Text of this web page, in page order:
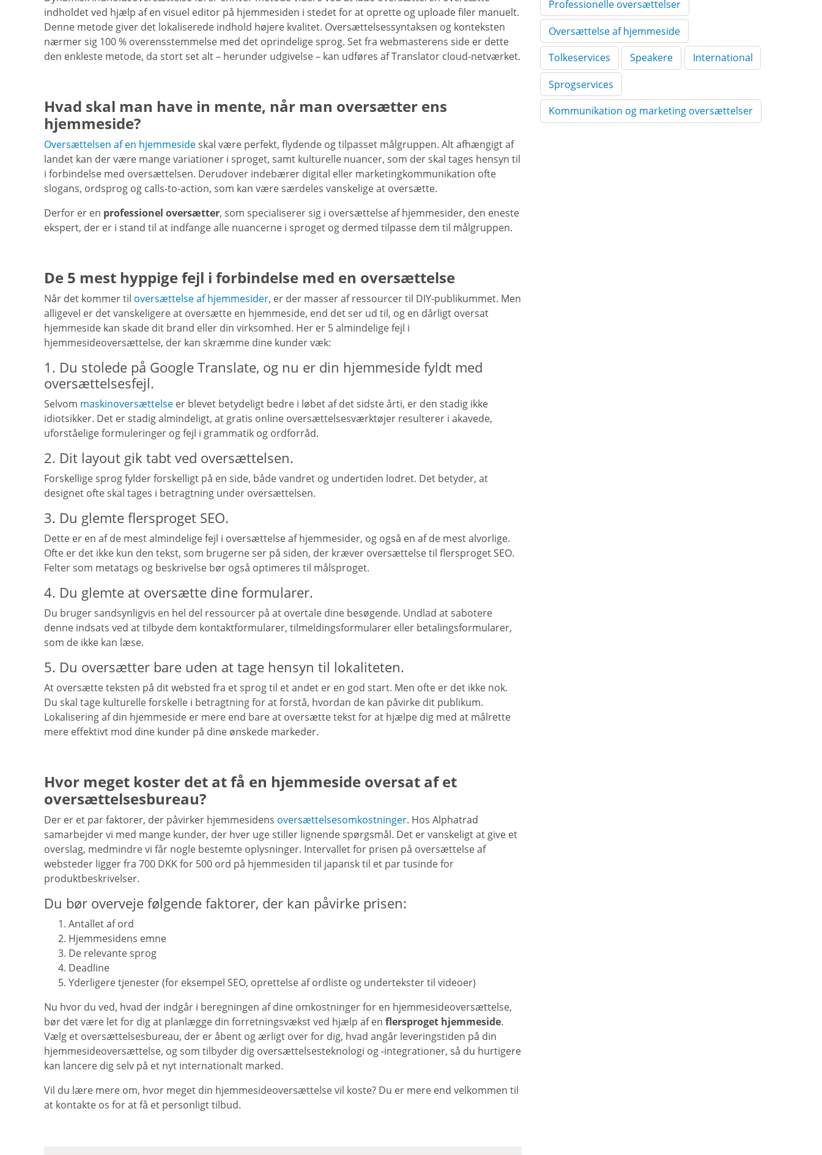
indholdet ved hjælp af en visuel editor på hjemmesiden i stedet for at oprette og uploade filer manuelt.
Denne metode giver det lokaliserede indhold højere kvalitet. Oversættelsessyntaksen og konteksten
nærmer sig 100 % overensstemmelse med det oprindelige sprog. Set fra webmasterens side er dette
den enkleste metode, da stort set alt – herunder udgivelse – kan udføres af Translator cloud-netværket.
Hvad skal man have in mente, når man oversætter ens
hjemmeside?
Oversættelsen af en hjemmesideskal være perfekt, flydende og tilpasset målgruppen. Alt afhængigt af
landet kan der være mange variationer i sproget, samt kulturelle nuancer, som der skal tages hensyn til
i forbindelse med oversættelsen. Derudover indebærer digital eller marketingkommunikation ofte
slogans, ordsprog og calls-to-action, som kan være særdeles vanskelige at oversætte.
Derfor er en professionel oversætter, som specialiserer sig i oversættelse af hjemmesider, den eneste
ekspert, der er i stand til at indfange alle nuancerne i sproget og dermed tilpasse dem til målgruppen.
De 5 mest hyppige fejl i forbindelse med en oversættelse
Når det kommer til oversættelse af hjemmesider, er der masser af ressourcer til DIY-publikummet. Men
alligevel er det vanskeligere at oversætte en hjemmeside, end det ser ud til, og en dårligt oversat
hjemmeside kan skade dit brand eller din virksomhed. Her er 5 almindelige fejl i
hjemmesideoversættelse, der kan skræmme dine kunder væk:
1. Du stolede på Google Translate, og nu er din hjemmeside fyldt med
oversættelsesfejl.
Selvom maskinoversættelse er blevet betydeligt bedre i løbet af det sidste årti, er den stadig ikke
idiotsikker. Det er stadig almindeligt, at gratis online oversættelsesværktøjer resulterer i akavede,
uforståelige formuleringer og fejl i grammatik og ordforråd.
2. Dit layout gik tabt ved oversættelsen.
Forskellige sprog fylder forskelligt på en side, både vandret og undertiden lodret. Det betyder, at
designet ofte skal tages i betragtning under oversættelsen.
3. Du glemte flersproget SEO.
Dette er en af de mest almindelige fejl i oversættelse af hjemmesider, og også en af de mest alvorlige.
Ofte er det ikke kun den tekst, som brugerne ser på siden, der kræver oversættelse til flersproget SEO.
Felter som metatags og beskrivelse bør også optimeres til målsproget.
4. Du glemte at oversætte dine formularer.
Du bruger sandsynligvis en hel del ressourcer på at overtale dine besøgende. Undlad at sabotere
denne indsats ved at tilbyde dem kontaktformularer, tilmeldingsformularer eller betalingsformularer,
som de ikke kan læse.
5. Du oversætter bare uden at tage hensyn til lokaliteten.
At oversætte teksten på dit websted fra et sprog til et andet er en god start. Men ofte er det ikke nok.
Du skal tage kulturelle forskelle i betragtning for at forstå, hvordan de kan påvirke dit publikum.
Lokalisering af din hjemmeside er mere end bare at oversætte tekst for at hjælpe dig med at målrette
mere effektivt mod dine kunder på dine ønskede markeder.
Hvor meget koster det at få en hjemmeside oversat af et
oversættelsesbureau?
Der er et par faktorer, der påvirker hjemmesidens oversættelsesomkostninger. Hos Alphatrad
samarbejder vi med mange kunder, der hver uge stiller lignende spørgsmål. Det er vanskeligt at give et
overslag, medmindre vi får nogle bestemte oplysninger. Intervallet for prisen på oversættelse af
websteder ligger fra 700 DKK for 500 ord på hjemmesiden til japansk til et par tusinde for
produktbeskrivelser.
Du bør overveje følgende faktorer, der kan påvirke prisen:
Antallet af ord
Hjemmesidens emne
De relevante sprog
Deadline
Yderligere tjenester (for eksempel SEO, oprettelse af ordliste og undertekster til videoer)
Nu hvor du ved, hvad der indgår i beregningen af dine omkostninger for en hjemmesideoversættelse,
bør det være let for dig at planlægge din forretningsvækst ved hjælp af en flersproget hjemmeside.
Vælg et oversættelsesbureau, der er åbent og ærligt over for dig, hvad angår leveringstiden på din
hjemmesideoversættelse, og som tilbyder dig oversættelsesteknologi og -integrationer, så du hurtigere
kan lancere dig selv på et nyt internationalt marked.
Vil du lære mere om, hvor meget din hjemmesideoversættelse vil koste? Du er mere end velkommen til
at kontakte os for at få et personligt tilbud.
Professionelle oversættelser
Oversættelse af hjemmeside
Tolkeservices
Speakere
International
Sprogservices
Kommunikation og marketing oversættelser